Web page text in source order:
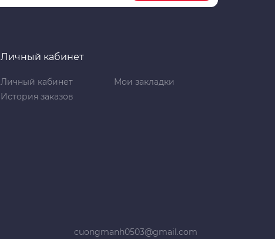
Личный кабинет
Личный кабинет
История заказов
Мои закладки
cuongmanh0503@gmail.com